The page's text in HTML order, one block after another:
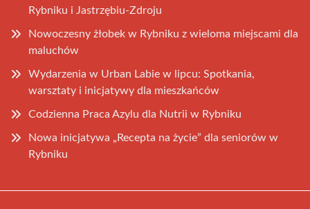
Rybniku i Jastrzębiu-Zdroju
Nowoczesny żłobek w Rybniku z wieloma miejscami dla
maluchów
Wydarzenia w Urban Labie w lipcu: Spotkania,
warsztaty i inicjatywy dla mieszkańców
Codzienna Praca Azylu dla Nutrii w Rybniku
Nowa inicjatywa „Recepta na życie” dla seniorów w
Rybniku